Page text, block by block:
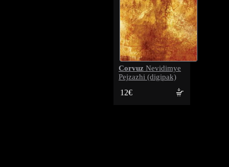
Corvuz Nevidimye
Pejzazhi (digipak)
12€